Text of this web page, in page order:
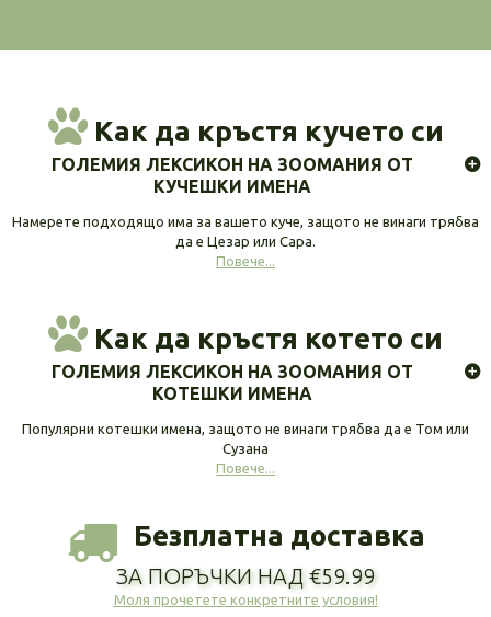
Как да кръстя кучето си
ГОЛЕМИЯ ЛЕКСИКОН НА ЗООМАНИЯ ОТ
КУЧЕШКИ ИМЕНА
Намерете подходящо има за вашето куче, защото не винаги трябва
да е Цезар или Сара.
Повече...
Как да кръстя котето си
ГОЛЕМИЯ ЛЕКСИКОН НА ЗООМАНИЯ ОТ
КОТЕШКИ ИМЕНА
Популярни котешки имена, защото не винаги трябва да е Том или
Сузана
Повече...
Безплатна доставка
ЗА ПОРЪЧКИ НАД €59.99
Моля прочетете конкретните условия!